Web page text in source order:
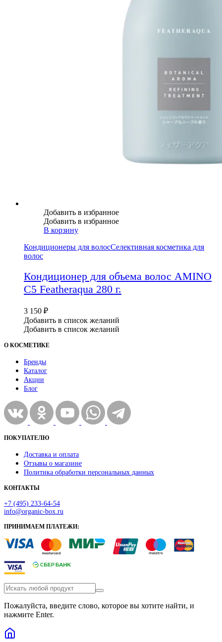
Добавить в избранное
Добавить в избранное
В корзину
Кондиционеры для волосСелективная косметика для
волос
Кондиционер для объема волос AMINO
C5 Featheraqua 280 г.
3 150 ₽
Добавить в список желаний
Добавить в список желаний
О КОСМЕТИКЕ
Бренды
Каталог
Акции
Блог
ПОКУПАТЕЛЮ
Доставка и оплата
Отзывы о магазине
Политика обработки персональных данных
КОНТАКТЫ
+7 (495) 233-64-54
info@organic-box.ru
ПРИНИМАЕМ ПЛАТЕЖИ:
Пожалуйста, введите слово, которое вы хотите найти, и
нажмите Enter.